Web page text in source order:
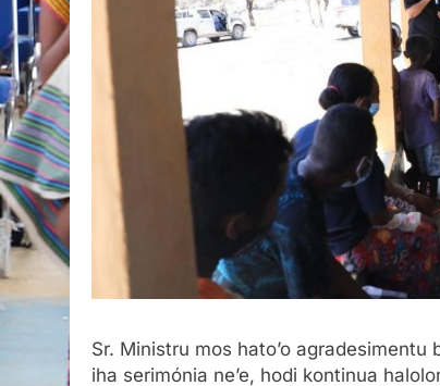
Sr. Ministru mos hato’o
iha serimónia ne’e, hodi kontinua